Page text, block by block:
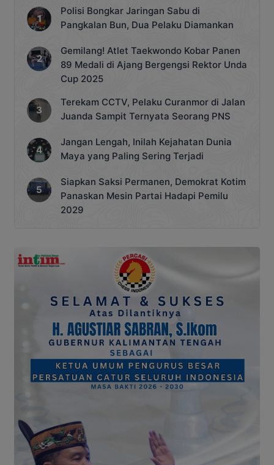
Polisi Bongkar Jaringan Sabu di
Pangkalan Bun, Dua Pelaku Diamankan
Gemilang! Atlet Taekwondo Kobar Panen
89 Medali di Ajang Bergengsi Rektor Unda
Cup 2025
Terekam CCTV, Pelaku Curanmor di Jalan
Juanda Sampit Ternyata Seorang PNS
Jangan Lengah, Inilah Kejahatan Dunia
Maya yang Paling Sering Terjadi
Siapkan Saksi Permanen, Demokrat Kotim
Panaskan Mesin Partai Hadapi Pemilu
2029